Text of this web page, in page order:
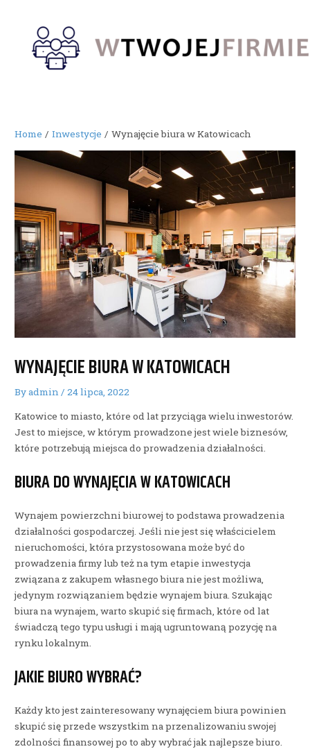
content
Home Inwestycje Wynajęcie biura w Katowicach
WYNAJĘCIE BIURA W KATOWICACH
Byadmin/24 lipca, 2022
Katowice to miasto, które od lat przyciąga wielu inwestorów.
Jest to miejsce, w którym prowadzone jest wiele biznesów,
które potrzebują miejsca do prowadzenia działalności.
BIURA DO WYNAJĘCIA W KATOWICACH
Wynajem powierzchni biurowej to podstawa prowadzenia
działalności gospodarczej. Jeśli nie jest się właścicielem
nieruchomości, która przystosowana może być do
prowadzenia firmy lub też na tym etapie inwestycja
związana z zakupem własnego biura nie jest możliwa,
jedynym rozwiązaniem będzie wynajem biura. Szukając
biura na wynajem, warto skupić się firmach, które od lat
świadczą tego typu usługi i mają ugruntowaną pozycję na
rynku lokalnym.
JAKIE BIURO WYBRAĆ?
Każdy kto jest zainteresowany wynajęciem biura powinien
skupić się przede wszystkim na przenalizowaniu swojej
zdolności finansowej po to aby wybrać jak najlepsze biuro.